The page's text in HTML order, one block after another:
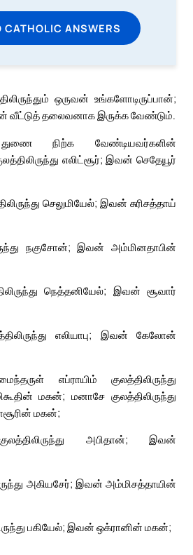
CATHOLIC ANSWERS
ஒருவன் உங்களோடிருப்பான்;
வீட்டுத் தலைவனாக இருக்க வேண்டும்.
துணை நிற்க வேண்டியவர்களின்
எலிட்சூர்; இவன் செதேயூர்
செலுமியேல்; இவன் சுரிசத்தாய்
நகுசோன்; இவன் அம்மினதாபின்
நெத்தனியேல்; இவன் சூவார்
எலியாபு; இவன் கேலோன்
எப்ராயிம் குலத்திலிருந்து
மகன்; மனாசே குலத்திலிருந்து
மகன்;
அபிதான்; இவன்
அகியசேர்; இவன் அம்மிசத்தாயின்
பகியேல்; இவன் ஒக்ரானின் மகன்;